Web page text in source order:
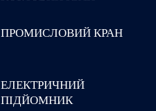
ПРОМИСЛОВИЙ КРАН
ЕЛЕКТРИЧНИЙ
ПІДЙОМНИК